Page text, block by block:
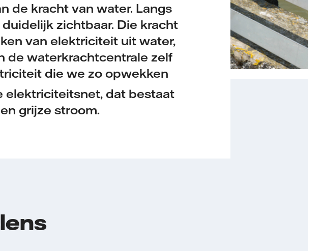
de kracht van water. Langs
zichtbaar. Die kracht
van elektriciteit uit water,
de waterkrachtcentrale zelf
die we zo opwekken
elektriciteitsnet, dat bestaat
grijze stroom.